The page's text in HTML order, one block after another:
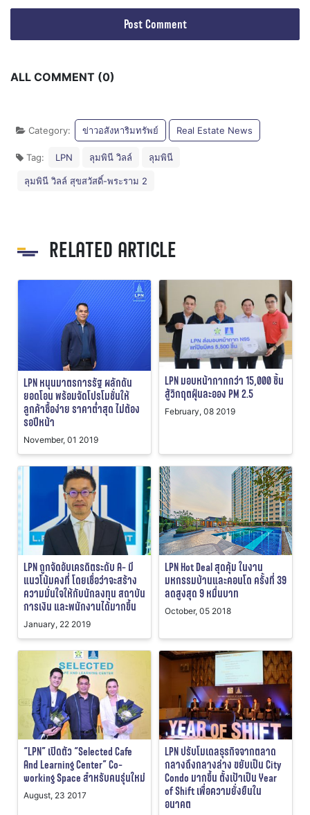
ALL COMMENT (0)
Category: ข่าวอสังหาริมทรัพย์ Real Estate News
Tag: LPN ลุมพินี วิลล์ ลุมพินี
ลุมพินี วิลล์ สุขสวัสดิ์-พระราม 2
RELATED ARTICLE
LPN หนุนมาตรการรัฐ ผลักดัน
ยอดโอน พร้อมจัดโปรโมชั่นให้
ลูกค้าซื้อง่าย ราคาต่ำสุด ไม่ต้อง
รอปีหน้า
November, 01 2019
LPN มอบหน้ากากกว่า 15,000 ชิ้น
สู้วิกฤตฝุ่นละออง PM 2.5
February, 08 2019
LPN ถูกจัดอับเครดิตระดับ A- มี
แนวโน้มคงที่ โดยเชื่อว่าจะสร้าง
ความมั่นใจให้กับนักลงทุน สถาบัน
การเงิน และพนักงานได้มากขึ้น
January, 22 2019
LPN Hot Deal สุดคุ้ม ในงาน
มหกรรมบ้านและคอนโด ครั้งที่ 39
ลดสูงสุด 9 หมื่นบาท
October, 05 2018
“LPN” เปิดตัว “Selected Cafe
And Learning Center” Co-
working Space สำหรับคนรุ่นใหม่
August, 23 2017
LPN ปรับโมเดลธุรกิจจากตลาด
กลางถึงกลางล่าง ขยับเป็น City
Condo มากขึ้น ตั้งเป้าเป็น Year
of Shift เพื่อความยั่งยืนใน
อนาคต